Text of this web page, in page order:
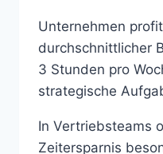
Unternehmen
durchschnittlicher
3 Stunden pro
strategische
In Vertriebsteams
Zeitersparnis